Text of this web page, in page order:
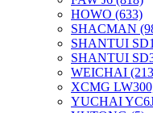
HOWO (633)
SHACMAN
SHANTUI
SHANTUI
WEICHAI
XCMG
YUCHAI